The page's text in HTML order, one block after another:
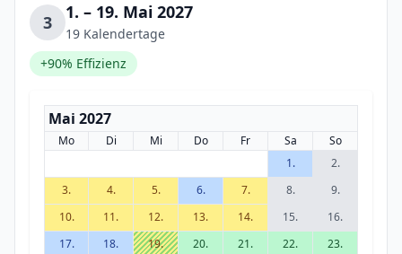
3 1. – 19. Mai 2027
19 Kalendertage
+90% Effizienz
Mai 2027
Mo Di Mi Do Fr Sa
So
1.
2.
3.
4. 5. 6. 7. 8.
9.
10.
11. 12. 13. 14. 15.
16.
17.
18. 19. 20. 21. 22.
23.